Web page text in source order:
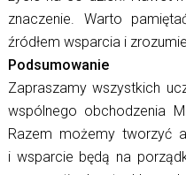
znaczenie. Warto
źródłem wsparcia i
Podsumowanie
Zapraszamy wszystkich
wspólnego obchodzenia
Razem możemy tworzyć
i wsparcie będą na